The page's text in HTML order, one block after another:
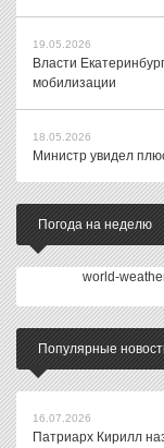
19.05.2026
Власти
мобилизации
18.05.2026
Министр увидел
Погода на неделю
world-
Популярные
16.07.2026
Патриарх Кирилл